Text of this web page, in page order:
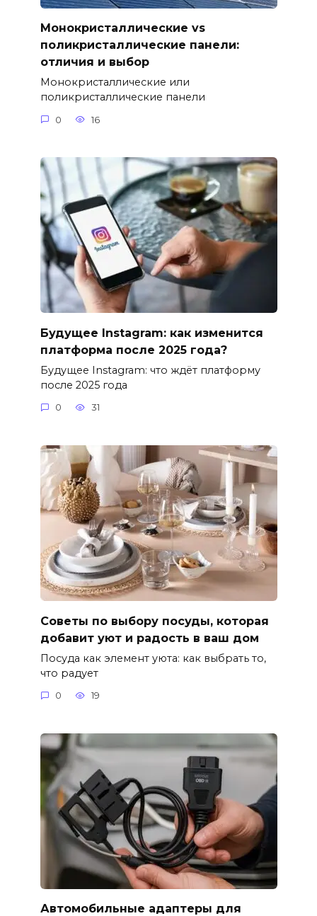
Монокристаллические vs
поликристаллические панели:
отличия и выбор
Монокристаллические или
поликристаллические панели
0 16
Будущее Instagram: как изменится
платформа после 2025 года?
Будущее Instagram: что ждёт платформу
после 2025 года
0 31
Советы по выбору посуды, которая
добавит уют и радость в ваш дом
Посуда как элемент уюта: как выбрать то,
что радует
0 19
Автомобильные адаптеры для